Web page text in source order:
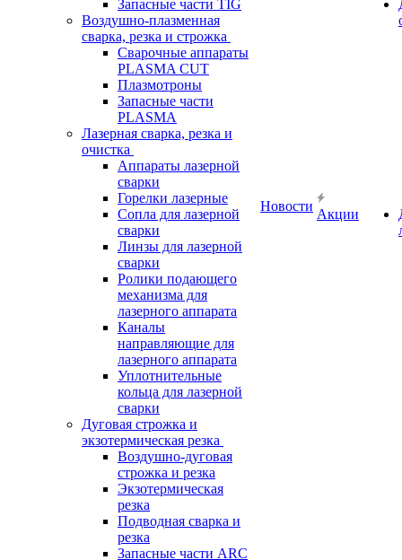
Запасные части TIG
Воздушно-плазменная
сварка, резка и строжка
Сварочные аппараты
PLASMA CUT
Плазмотроны
Запасные части
PLASMA
Лазерная сварка, резка и
очистка
Аппараты лазерной
сварки
Горелки лазерные
Сопла для лазерной
сварки
Линзы для лазерной
сварки
Ролики подающего
механизма для
лазерного аппарата
Каналы
направляющие для
лазерного аппарата
Уплотнительные
кольца для лазерной
сварки
Дуговая строжка и
экзотермическая резка
Воздушно-дуговая
строжка и резка
Экзотермическая
резка
Подводная сварка и
резка
Запасные части ARC
Новости
Акции